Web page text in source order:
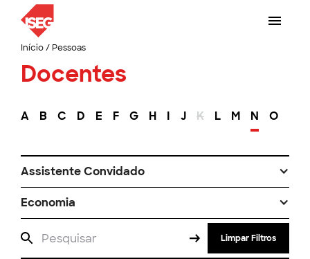
Início/ Pessoas
Docentes
A B C D E F G H I J K L M N O
Assistente Convidado
Economia
Limpar Filtros